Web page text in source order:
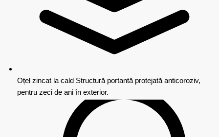
Oțel zincat la cald Structură portantă protejată anticoroziv,
pentru zeci de ani în exterior.